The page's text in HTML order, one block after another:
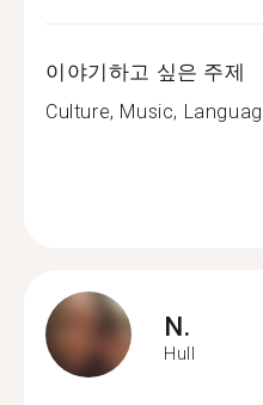
이야기하고 싶은 주제
Culture, Music,
N.
Hull